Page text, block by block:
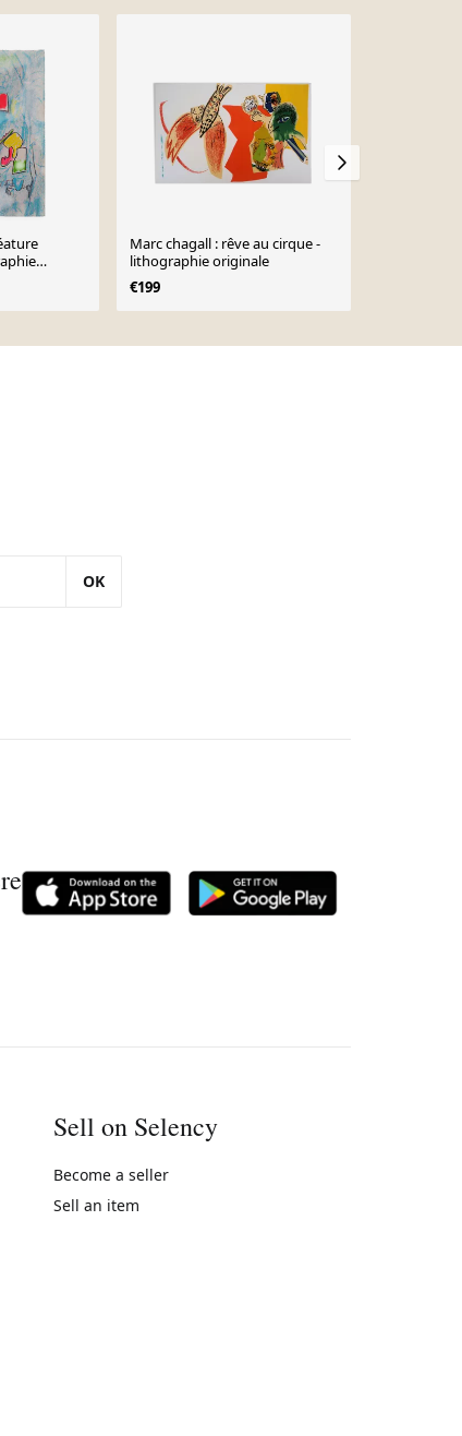
Marc chagall : rêve au cirque -
lithographie originale
€199
OK
Sell on Selency
Become a seller
Sell an item